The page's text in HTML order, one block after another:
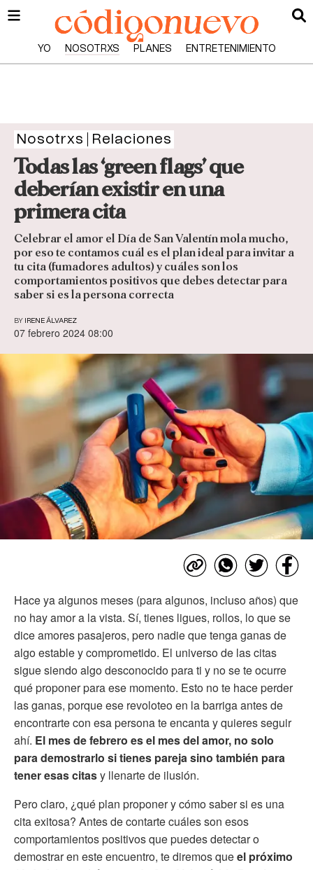
YO NOSOTRXS PLANES ENTRETENIMIENTO
Nosotrxs Relaciones
Todas las ‘green flags’ que
deberían existir en una
primera cita
Celebrar el amor el Día de San Valentín mola mucho,
por eso te contamos cuál es el plan ideal para invitar a
tu cita (fumadores adultos) y cuáles son los
comportamientos positivos que debes detectar para
saber si es la persona correcta
BY IRENE ÁLVAREZ
07 febrero 2024 08:00
Hace ya algunos meses (para algunos, incluso años) que
no hay amor a la vista. Sí, tienes ligues, rollos, lo que se
dice amores pasajeros, pero nadie que tenga ganas de
algo estable y comprometido. El universo de las citas
sigue siendo algo desconocido para ti y no se te ocurre
qué proponer para ese momento. Esto no te hace perder
las ganas, porque ese revoloteo en la barriga antes de
encontrarte con esa persona te encanta y quieres seguir
ahí. El mes de febrero es el mes del amor, no solo
para demostrarlo si tienes pareja sino también para
tener esas citasy llenarte de ilusión.
Pero claro, ¿qué plan proponer y cómo saber si es una
cita exitosa? Antes de contarte cuáles son esos
comportamientos positivos que puedes detectar o
demostrar en este encuentro, te diremos queel próximo